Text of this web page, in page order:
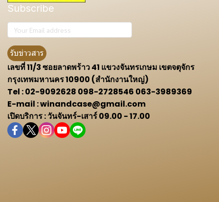
Subscribe
รับข่าวสาร
เลขที่ 11/3 ซอยลาดพร้าว 41 แขวงจันทรเกษม เขตจตุจักร
กรุงเทพมหานคร 10900 (สำนักงานใหญ่)
Tel : 02-9092628 098-2728546 063-3989369
E-mail : winandcase@gmail.com
เปิดบริการ : วันจันทร์-เสาร์ 09.00 - 17.00